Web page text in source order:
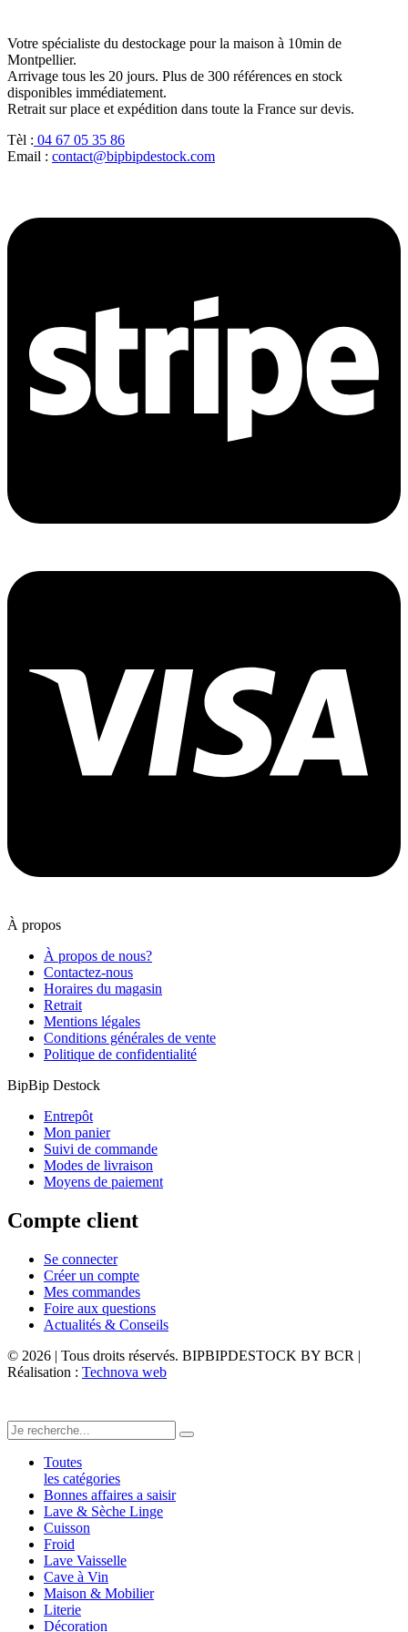
Votre spécialiste du destockage pour la maison à 10min de
Montpellier.
Arrivage tous les 20 jours. Plus de 300 références en stock
disponibles immédiatement.
Retrait sur place et expédition dans toute la France sur devis.
Tèl : 04 67 05 35 86
Email : contact@bipbipdestock.com
À propos
À propos de nous?
Contactez-nous
Horaires du magasin
Retrait
Mentions légales
Conditions générales de vente
Politique de confidentialité
BipBip Destock
Entrepôt
Mon panier
Suivi de commande
Modes de livraison
Moyens de paiement
Compte client
Se connecter
Créer un compte
Mes commandes
Foire aux questions
Actualités & Conseils
© 2026 | Tous droits réservés. BIPBIPDESTOCK BY BCR |
Réalisation : Technova web
Toutes
les catégories
Bonnes affaires a saisir
Lave & Sèche Linge
Cuisson
Froid
Lave Vaisselle
Cave à Vin
Maison & Mobilier
Literie
Décoration